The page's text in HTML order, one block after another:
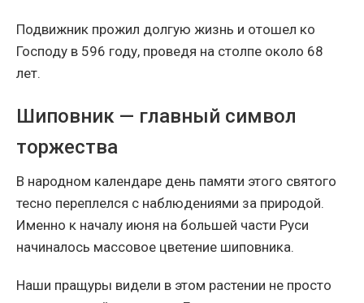
Подвижник прожил долгую жизнь и отошел ко
Господу в 596 году, проведя на столпе около 68
лет.
Шиповник — главный символ
торжества
В народном календаре день памяти этого святого
тесно переплелся с наблюдениями за природой.
Именно к началу июня на большей части Руси
начиналось массовое цветение шиповника.
Наши пращуры видели в этом растении не просто